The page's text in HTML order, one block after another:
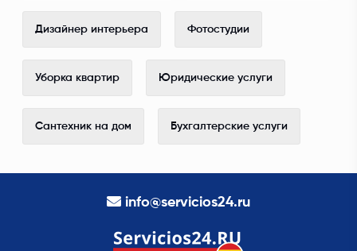
Дизайнер интерьера Фотостудии
Уборка квартир Юридические услуги
Сантехник на дом Бухгалтерские услуги
info@servicios24.ru